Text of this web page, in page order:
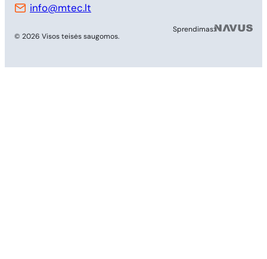
info@mtec.lt
© 2026 Visos teisės saugomos.
Sprendimas: MB